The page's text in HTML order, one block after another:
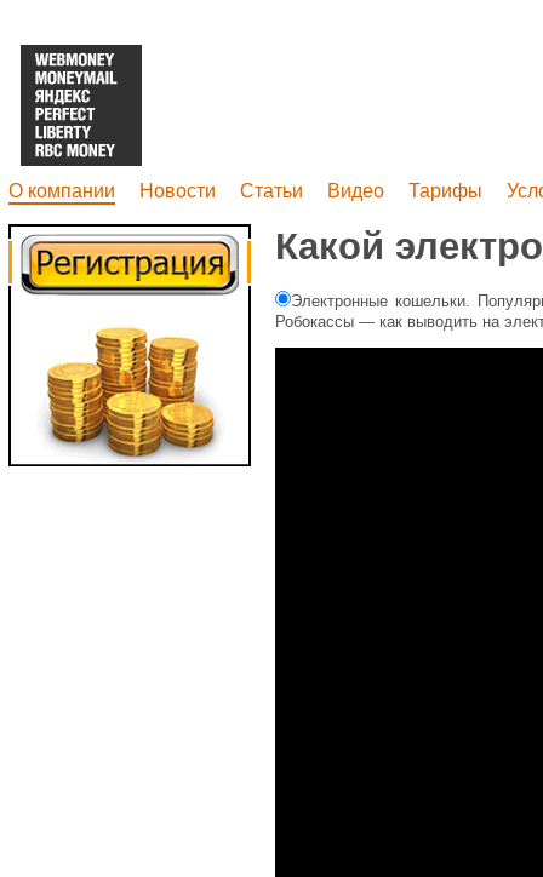
О компании Новости Статьи Видео Тарифы
Какой
Электронные кошельки.
Робокассы — как выводить на